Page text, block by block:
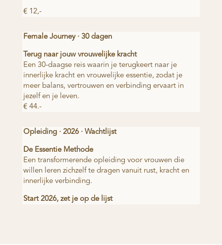
€ 12,-
Female Journey · 30 dagen
Terug naar jouw vrouwelijke kracht
Een 30-daagse reis waarin je terugkeert naar je
innerlijke kracht en vrouwelijke essentie, zodat je
meer balans, vertrouwen en verbinding ervaart in
jezelf en je leven.
€ 44.-
Opleiding · 2026 · Wachtlijst
De Essentie Methode
Een transformerende opleiding voor vrouwen die
willen leren zichzelf te dragen vanuit rust, kracht en
innerlijke verbinding.
Start 2026, zet je op de lijst